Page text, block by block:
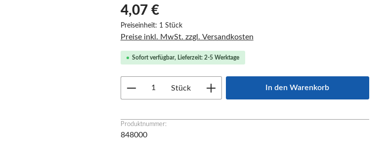
4,07 €
Preiseinheit: 1 Stück
Preise inkl. MwSt. zzgl. Versandkosten
Sofort verfügbar, Lieferzeit: 2-5 Werktage
Produkt Anzahl: Gib den gewünschten Wert ein
Stück In den Warenkorb
Produktnummer:
848000